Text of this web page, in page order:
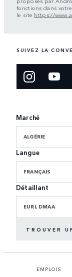
fonctions dans
le site https://
SUIVEZ LA
Marché
ALGÉRIE
Langue
FRANÇAIS
Détaillant
EURL DMAA
TROUVER
EMPLOIS